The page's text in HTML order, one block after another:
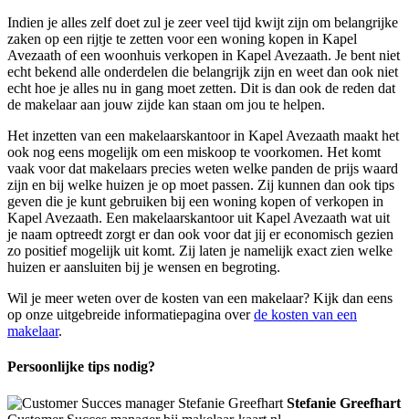
Indien je alles zelf doet zul je zeer veel tijd kwijt zijn om belangrijke
zaken op een rijtje te zetten voor een woning kopen in Kapel
Avezaath of een woonhuis verkopen in Kapel Avezaath. Je bent niet
echt bekend alle onderdelen die belangrijk zijn en weet dan ook niet
echt hoe je alles nu in gang moet zetten. Dit is dan ook de reden dat
de makelaar aan jouw zijde kan staan om jou te helpen.
Het inzetten van een makelaarskantoor in Kapel Avezaath maakt het
ook nog eens mogelijk om een miskoop te voorkomen. Het komt
vaak voor dat makelaars precies weten welke panden de prijs waard
zijn en bij welke huizen je op moet passen. Zij kunnen dan ook tips
geven die je kunt gebruiken bij een woning kopen of verkopen in
Kapel Avezaath. Een makelaarskantoor uit Kapel Avezaath wat uit
je naam optreedt zorgt er dan ook voor dat jij er economisch gezien
zo positief mogelijk uit komt. Zij laten je namelijk exact zien welke
huizen er aansluiten bij je wensen en begroting.
Wil je meer weten over de kosten van een makelaar? Kijk dan eens
op onze uitgebreide informatiepagina overde kosten van een
makelaar.
Persoonlijke tips nodig?
Stefanie Greefhart